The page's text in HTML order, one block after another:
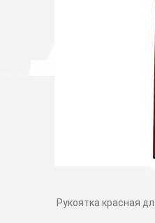
Рукоятка красная